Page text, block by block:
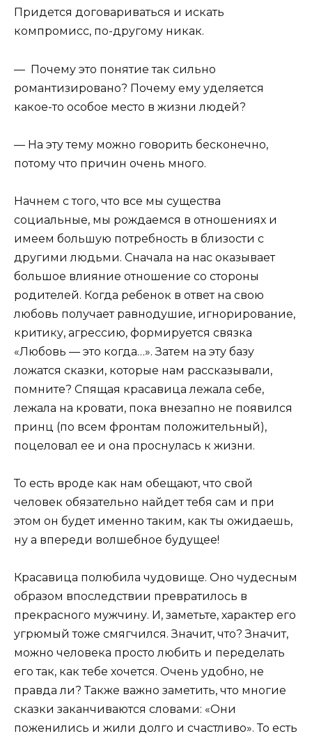
Придется договариваться и искать
компромисс, по-другому никак.
— Почему это понятие так сильно
романтизировано? Почему ему уделяется
какое-то особое место в жизни людей?
— На эту тему можно говорить бесконечно,
потому что причин очень много.
Начнем с того, что все мы существа
социальные, мы рождаемся в отношениях и
имеем большую потребность в близости с
другими людьми. Сначала на нас оказывает
большое влияние отношение со стороны
родителей. Когда ребенок в ответ на свою
любовь получает равнодушие, игнорирование,
критику, агрессию, формируется связка
«Любовь — это когда…». Затем на эту базу
ложатся сказки, которые нам рассказывали,
помните? Спящая красавица лежала себе,
лежала на кровати, пока внезапно не появился
принц (по всем фронтам положительный),
поцеловал ее и она проснулась к жизни.
То есть вроде как нам обещают, что свой
человек обязательно найдет тебя сам и при
этом он будет именно таким, как ты ожидаешь,
ну а впереди волшебное будущее!
Красавица полюбила чудовище. Оно чудесным
образом впоследствии превратилось в
прекрасного мужчину. И, заметьте, характер его
угрюмый тоже смягчился. Значит, что? Значит,
можно человека просто любить и переделать
его так, как тебе хочется. Очень удобно, не
правда ли? Также важно заметить, что многие
сказки заканчиваются словами: «Они
поженились и жили долго и счастливо». То есть